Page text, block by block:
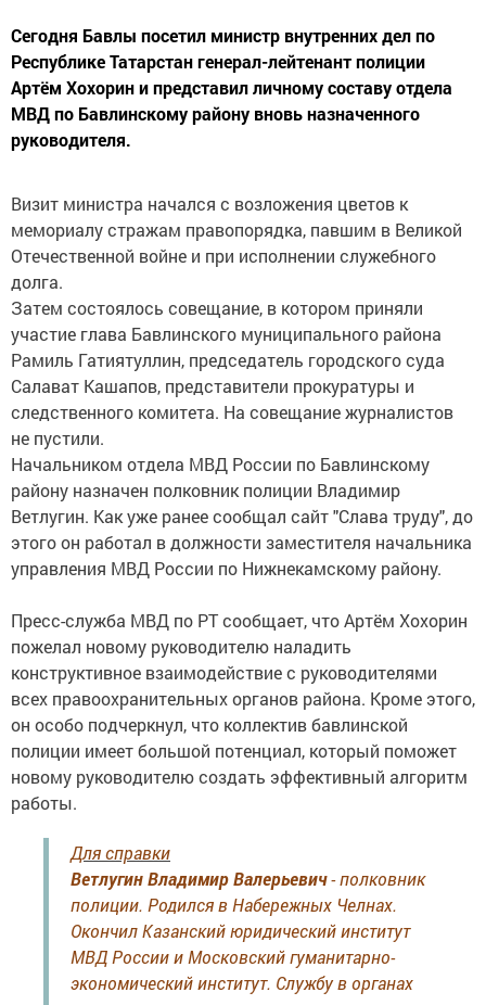
Сегодня Бавлы посетил министр внутренних дел по
Республике Татарстан генерал-лейтенант полиции
Артём Хохорин и представил личному составу отдела
МВД по Бавлинскому району вновь назначенного
руководителя.
Визит министра начался с возложения цветов к
мемориалу стражам правопорядка, павшим в Великой
Отечественной войне и при исполнении служебного
долга.
Затем состоялось совещание, в котором приняли
участие глава Бавлинского муниципального района
Рамиль Гатиятуллин, председатель городского суда
Салават Кашапов, представители прокуратуры и
следственного комитета. На совещание журналистов
не пустили.
Начальником отдела МВД России по Бавлинскому
району назначен полковник полиции Владимир
Ветлугин. Как уже ранее сообщал сайт "Слава труду", до
этого он работал в должности заместителя начальника
управления МВД России по Нижнекамскому району.
Пресс-служба МВД по РТ сообщает, что Артём Хохорин
пожелал новому руководителю наладить
конструктивное взаимодействие с руководителями
всех правоохранительных органов района. Кроме этого,
он особо подчеркнул, что коллектив бавлинской
полиции имеет большой потенциал, который поможет
новому руководителю создать эффективный алгоритм
работы.
Для справки
Ветлугин Владимир Валерьевич- полковник
полиции. Родился в Набережных Челнах.
Окончил Казанский юридический институт
МВД России и Московский гуманитарно-
экономический институт. Службу в органах